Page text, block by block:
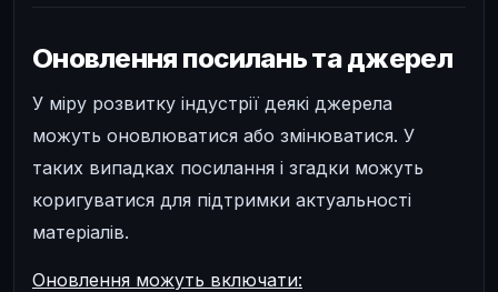
Оновлення посилань та джерел
У міру розвитку індустрії деякі джерела
можуть оновлюватися або змінюватися. У
таких випадках посилання і згадки можуть
коригуватися для підтримки актуальності
матеріалів.
Оновлення можуть включати: